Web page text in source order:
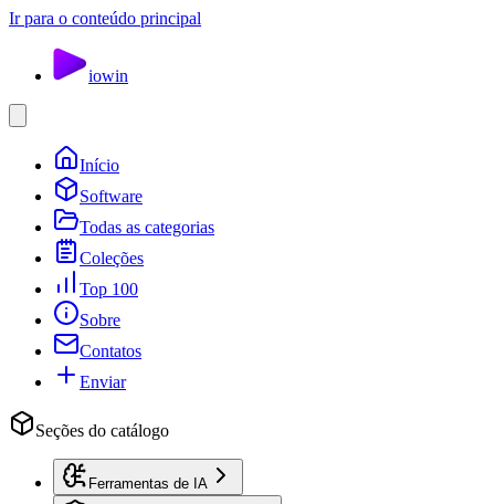
Ir para o conteúdo principal
iowin
Início
Software
Todas as categorias
Coleções
Top 100
Sobre
Contatos
Enviar
Seções do catálogo
Ferramentas de IA